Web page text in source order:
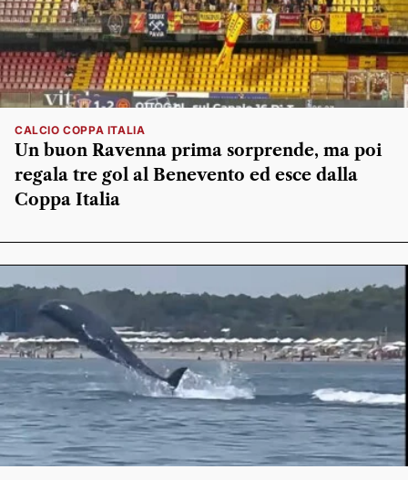
CALCIO COPPA ITALIA
Un buon Ravenna prima sorprende, ma poi
regala tre gol al Benevento ed esce dalla
Coppa Italia